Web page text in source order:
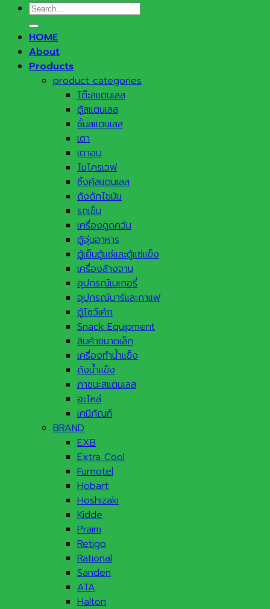
Search
for:
HOME
About
Products
product categories
โต๊ะสแตนเลส
ตู้สแตนเลส
ชั้นสแตนเลส
เตา
เตาอบ
ไมโครเวฟ
ซิ้งค์สแตนเลส
ถังดักไขมัน
รถเข็น
เครื่องดูดควัน
ตู้อุ่นอาหาร
ตู้เย็นตู้แช่และตู้แช่แข็ง
เครื่องล้างจาน
อุปกรณ์เบเกอรี่
อุปกรณ์บาร์และกาแฟ
ตู้โชว์เค้ก
Snack Equipment
สินค้าขนาดเล็ก
เครื่องทำน้ำแข็ง
ถังน้ำแข็ง
ภาชนะสแตนเลส
อะไหล่
เคมีภัณฑ์
BRAND
EXB
Extra Cool
Furnotel
Hobart
Hoshizaki
Kidde
Praim
Retigo
Rational
Sanden
ATA
Halton